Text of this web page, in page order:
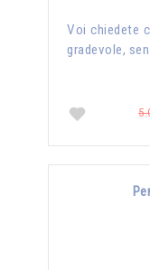
Voi chiedete
gradevole,